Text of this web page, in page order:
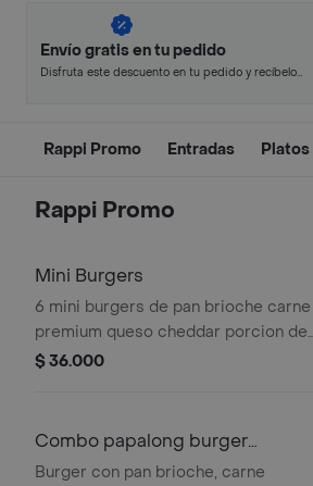
Envío gratis en tu pedido
Disfruta este descuento en tu pedido y recíbelo
Rappi Promo Entradas
Rappi Promo
Mini Burgers
6 mini burgers de pan brioche carne
premium queso cheddar porcion de
150 gr de papas. escoge tu salsa para
$ 36.000
Combo papalong burger
especial
Burger con pan brioche, carne